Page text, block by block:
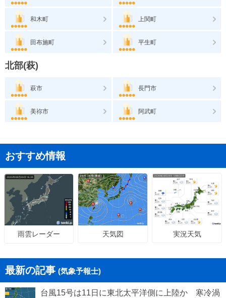
和木町 上関町
田布施町 平生町
北部(萩)
萩市 長門市
美祢市 阿武町
おすすめ情報
雨雲レーダー 天気図 実況天気
最新の記事 (気象予報士)
台風15号は11日に東北太平洋側に上陸か 寒冷渦